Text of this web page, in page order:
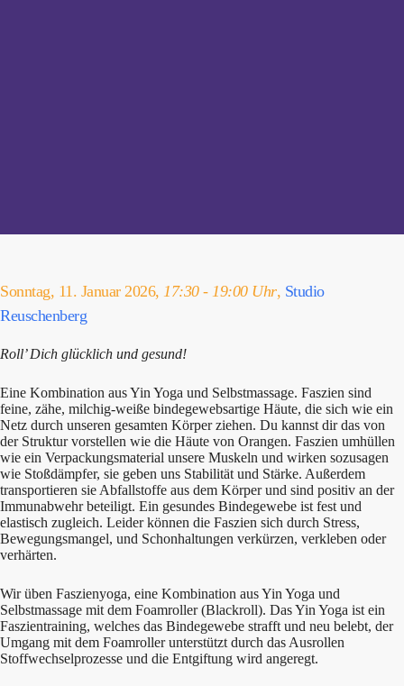
Sonntag, 11. Januar 2026, 17:30 - 19:00 Uhr, Studio
Reuschenberg
Roll’ Dich glücklich und gesund!
Eine Kombination aus Yin Yoga und Selbstmassage. Faszien sind
feine, zähe, milchig-weiße bindegewebsartige Häute, die sich wie ein
Netz durch unseren gesamten Körper ziehen. Du kannst dir das von
der Struktur vorstellen wie die Häute von Orangen. Faszien umhüllen
wie ein Verpackungsmaterial unsere Muskeln und wirken sozusagen
wie Stoßdämpfer, sie geben uns Stabilität und Stärke. Außerdem
transportieren sie Abfallstoffe aus dem Körper und sind positiv an der
Immunabwehr beteiligt. Ein gesundes Bindegewebe ist fest und
elastisch zugleich. Leider können die Faszien sich durch Stress,
Bewegungsmangel, und Schonhaltungen verkürzen, verkleben oder
verhärten.
Wir üben Faszienyoga, eine Kombination aus Yin Yoga und
Selbstmassage mit dem Foamroller (Blackroll). Das Yin Yoga ist ein
Faszientraining, welches das Bindegewebe strafft und neu belebt, der
Umgang mit dem Foamroller unterstützt durch das Ausrollen
Stoffwechselprozesse und die Entgiftung wird angeregt.